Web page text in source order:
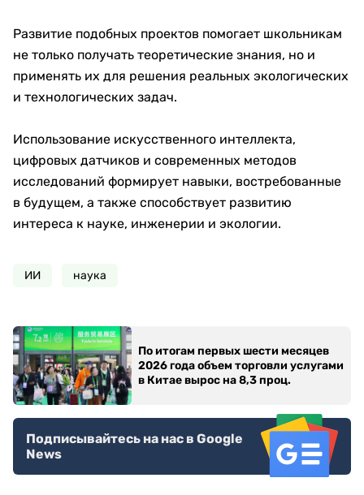
Развитие подобных проектов помогает школьникам
не только получать теоретические знания, но и
применять их для решения реальных экологических
и технологических задач.
Использование искусственного интеллекта,
цифровых датчиков и современных методов
исследований формирует навыки, востребованные
в будущем, а также способствует развитию
интереса к науке, инженерии и экологии.
ИИ наука
По итогам первых шести месяцев
2026 года объем торговли услугами
в Китае вырос на 8,3 проц.
Подписывайтесь на нас в Google
News